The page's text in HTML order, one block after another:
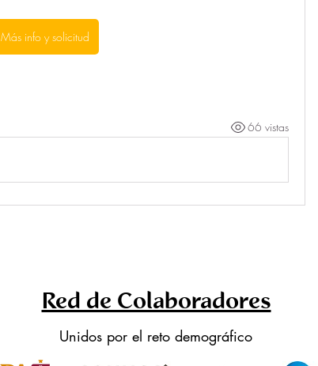
Más info y solicitud
66 vistas
Red de Colaboradores
Unidos por el reto demográfico